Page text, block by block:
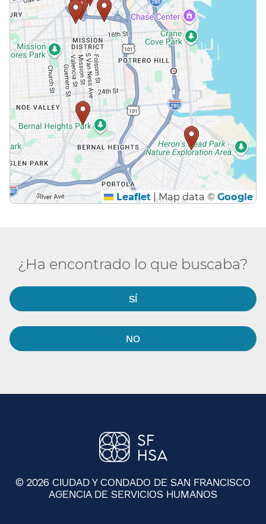
Leaflet |Map data © Google
¿Ha encontrado lo que buscaba?​​
SÍ​​
NO​​
© 2026 CIUDAD Y CONDADO DE SAN FRANCISCO
AGENCIA DE SERVICIOS HUMANOS